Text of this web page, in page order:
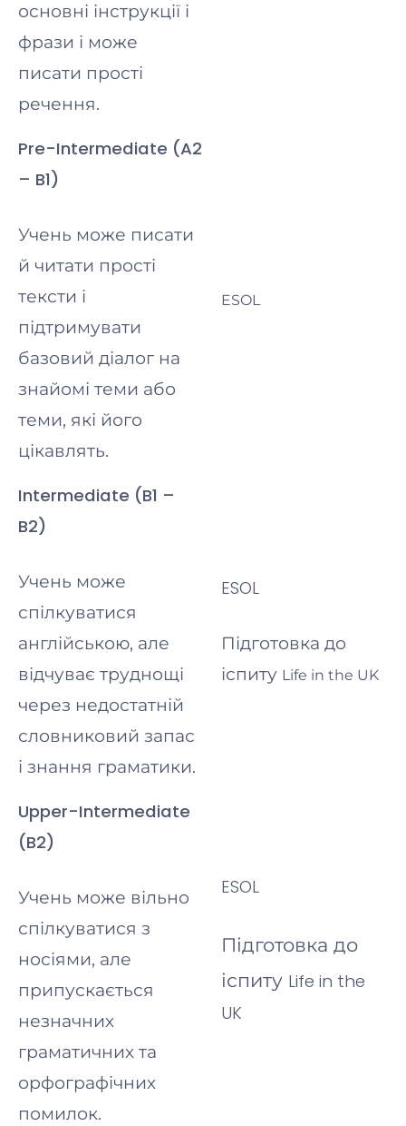
основні інструкції і
фрази і може
писати прості
речення.
Pre-Intermediate (A2
– B1)
Учень може писати
й читати прості
тексти і
підтримувати
базовий діалог на
знайомі теми або
теми, які його
цікавлять.
ESOL
Intermediate (B1 –
B2)
Учень може
спілкуватися
англійською, але
відчуває труднощі
через недостатній
словниковий запас
і знання граматики.
ESOL
Підготовка до
іспиту Life in the UK
Upper-Intermediate
(B2)
Учень може вільно
спілкуватися з
носіями, але
припускається
незначних
граматичних та
орфографічних
помилок.
ESOL
Підготовка до
іспиту Life in the
UK